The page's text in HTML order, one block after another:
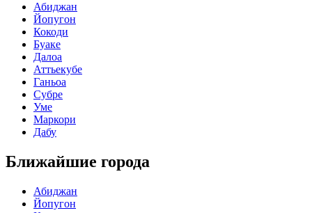
Абиджан
Йопугон
Кокоди
Буаке
Далоа
Аттьекубе
Ганьоа
Субре
Уме
Маркори
Дабу
Ближайшие города
Абиджан
Йопугон